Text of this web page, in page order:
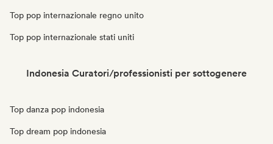
Top pop internazionale regno unito
Top pop internazionale stati uniti
Indonesia Curatori/professionisti per sottogenere
Top danza pop indonesia
Top dream pop indonesia